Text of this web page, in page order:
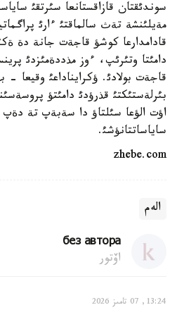
سوندئقتان قازاقستانعا سئرتقئ
مةيلئنشة تةث سالماقتئ ءارئ
قادامدارعا كوشؤ قاجةت جانة دة
دامئتا وتئرئپ، ءوز مذددةمئزدئ
قاجةت بولادئ. ؤكرايناداعئ وقيعا -
بئرلةستئكتئ قذرؤدئ دامئتؤ
اؤت الؤعا سئلتاؤ دا سةبةپ تة
ساياساتتانؤشئ.
zhebe.com
الەم
без автора
اۆتور
13:24, 07 تامىز 2026